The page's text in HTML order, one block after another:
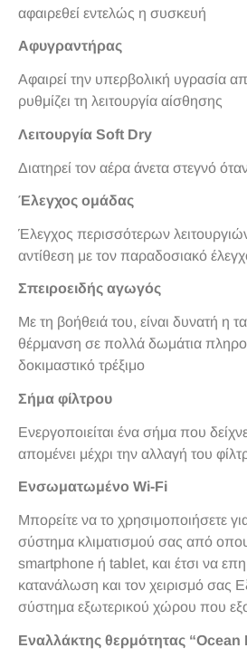
αφαιρεθεί εντελώς η συσκευή
Αφυγραντήρας
Αφαιρεί την υπερβολική υγρασία
ρυθμίζει τη λειτουργία αίσθησης
Λειτουργία Soft Dry
Διατηρεί τον αέρα άνετα στεγνό
Έλεγχος ομάδας
Έλεγχος περισσότερων
αντίθεση με τον παραδοσιακό
Σπειροειδής αγωγός
Με τη βοήθειά του, είναι δυνατή η
θέρμανση σε πολλά δωμάτια
δοκιμαστικό τρέξιμο
Σήμα φίλτρου
Ενεργοποιείται ένα σήμα που
απομένει μέχρι την αλλαγή του
Ενσωματωμένο Wi-Fi
Μπορείτε να το χρησιμοποιήσετε
σύστημα κλιματισμού σας από
smartphone ή tablet, και έτσι να
κατανάλωση και τον χειρισμό σας
σύστημα εξωτερικού χώρου που
Εναλλάκτης θερμότητας “Ocean